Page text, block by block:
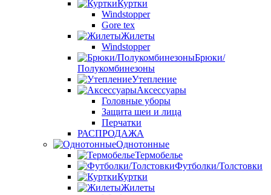
Куртки
Windstopper
Gore tex
Жилеты
Windstopper
Брюки/
Полукомбинезоны
Утепление
Аксессуары
Головные уборы
Защита шеи и лица
Перчатки
РАСПРОДАЖА
Однотонные
Термобелье
Футболки/Толстовки
Куртки
Жилеты